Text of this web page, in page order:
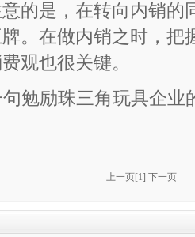
的是，在转向内销的
。在做内销之时，把
观也很关键。
勉励珠三角玩具企业
上一页[1]下一页